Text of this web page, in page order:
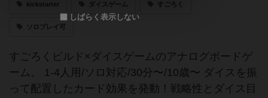
kickstarter ダイスゲーム すごろく
ソロプレイ可
すごろくビルド×ダイスゲームのアナログボードゲ
ーム。 1-4人用/ソロ対応/30分〜/10歳〜 ダイスを振
って配置したカード効果を発動！戦略性とダイス目
しばらく表示しない